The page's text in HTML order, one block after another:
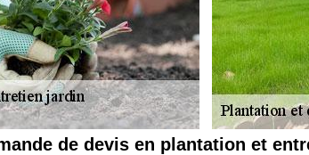
de devis en plantation et